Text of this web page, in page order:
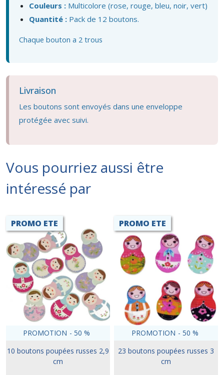
Couleurs : Multicolore (rose, rouge, bleu, noir, vert)
Quantité : Pack de 12 boutons.
Chaque bouton a 2 trous
Livraison
Les boutons sont envoyés dans une enveloppe
protégée avec suivi.
Vous pourriez aussi être
intéressé par
PROMO ETE
PROMOTION - 50 %
10 boutons poupées russes 2,9
cm
PROMO ETE
PROMOTION - 50 %
23 boutons poupées russes 3
cm